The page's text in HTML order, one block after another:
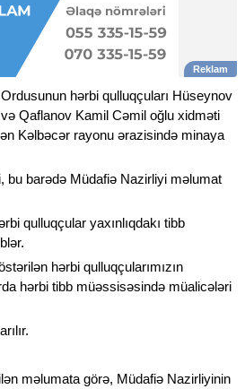
hərbi qulluqçuları Hüseynov
Qaflanov Kamil Cəmil oğlu xidməti
Kəlbəcər rayonu ərazisində minaya
bu barədə Müdafiə Nazirliyi məlumat
qulluqçular yaxınlıqdakı tibb
hərbi qulluqçularımızın
hərbi tibb müəssisəsində müalicələri
məlumata görə, Müdafiə Nazirliyinin